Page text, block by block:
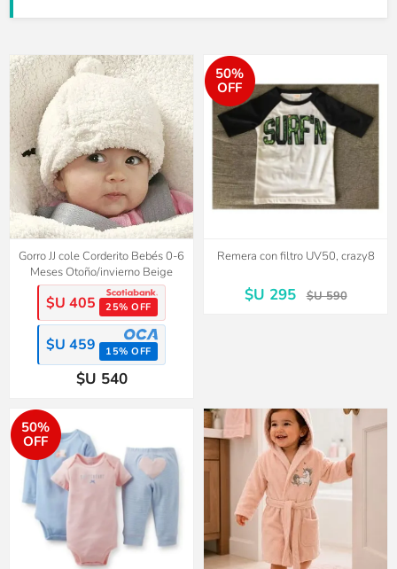
Gorro JJ cole Corderito Bebés 0-6
Meses Otoño/invierno Beige
$U 405 25% OFF
$U 459 15% OFF
$U 540
50%
OFF
Remera con filtro UV50, crazy8
$U 295 $U 590
50%
OFF